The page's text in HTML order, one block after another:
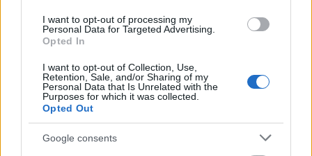
I want to opt-out of processing my
Personal Data for Targeted Advertising.
Opted In
I want to opt-out of Collection, Use,
Retention, Sale, and/or Sharing of my
Personal Data that Is Unrelated with the
Purposes for which it was collected.
Opted Out
Google consents
új átiratokkal. Ezek mindegyike közismert és
népszerű underground dal.
Hogyan készül el egy feldolgozás?
A dalokat többnyire áthangszerelem, és nem
feldolgozom. A szöveget, a tempót, a hangnemet és a
szerkezetet változatlanul hagyom, hogy minél
jobban hasonlítson az eredeti dalra, csak épp annyi